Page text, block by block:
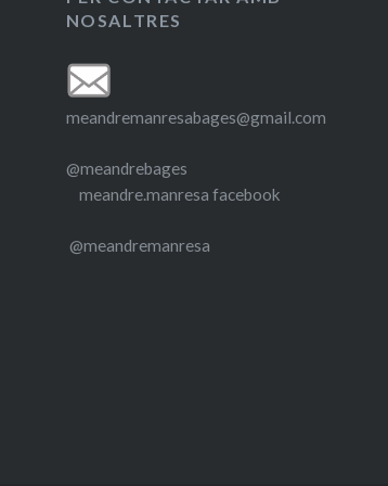
NOSALTRES
meandremanresabages@gmail.com
@meandrebages
meandre.manresa facebook
@meandremanresa